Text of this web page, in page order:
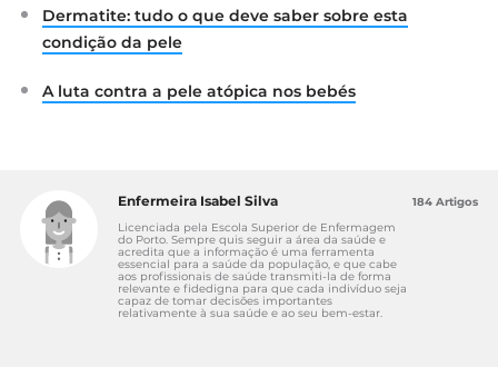
Dermatite: tudo o que deve saber sobre esta
condição da pele
A luta contra a pele atópica nos bebés
Enfermeira Isabel Silva
Licenciada pela Escola Superior de Enfermagem
do Porto. Sempre quis seguir a área da saúde e
acredita que a informação é uma ferramenta
essencial para a saúde da população, e que cabe
aos profissionais de saúde transmiti-la de forma
relevante e fidedigna para que cada indivíduo seja
capaz de tomar decisões importantes
relativamente à sua saúde e ao seu bem-estar.
184 Artigos